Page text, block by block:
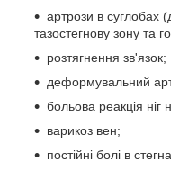
артрози в суглобах
тазостегнову зону та
розтягнення зв'язок;
деформувальний
больова реакція ніг
варикоз вен;
постійні болі в